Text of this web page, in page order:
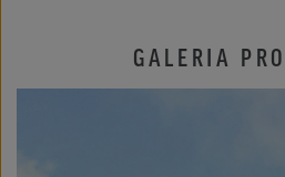
GALERIA